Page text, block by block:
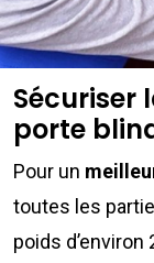
Sécuriser
porte
Pour un
toutes les
poids